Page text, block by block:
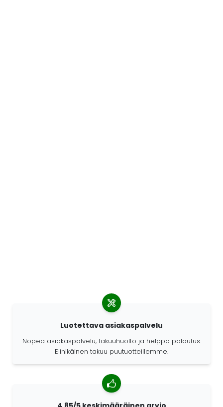
Luotettava asiakaspalvelu
Nopea asiakaspalvelu, takuuhuolto ja helppo palautus.
Elinikäinen takuu puutuotteillemme.